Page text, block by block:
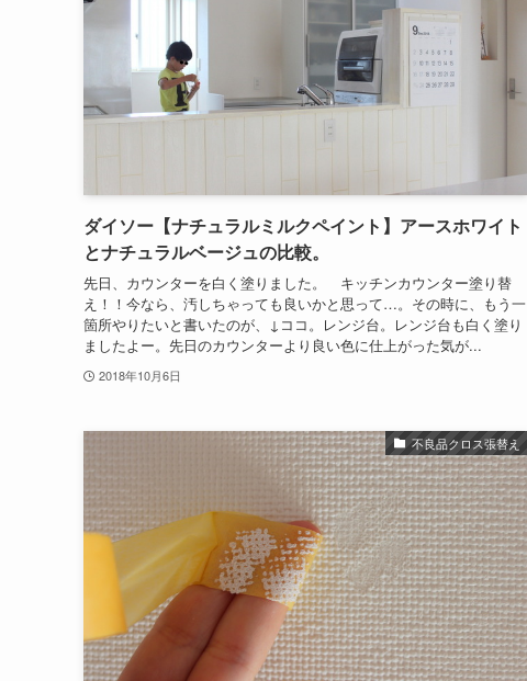
ダイソー【ナチュラルミルクペイント】アースホワイト
とナチュラルベージュの比較。
先日、カウンターを白く塗りました。 キッチンカウンター塗り替
え！！今なら、汚しちゃっても良いかと思って…。その時に、もう一
箇所やりたいと書いたのが、↓ココ。レンジ台。レンジ台も白く塗り
ましたよー。先日のカウンターより良い色に仕上がった気が...
2018年10月6日
不良品クロス張替え